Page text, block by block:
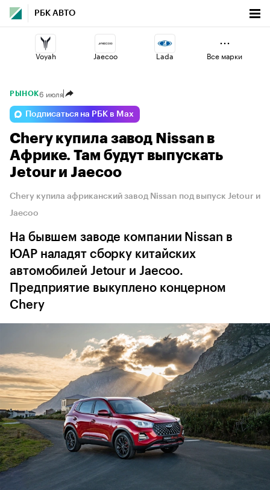
РБК АВТО
Voyah Jaecoo Lada
Omoda
Haval Changan Volga
Все марки
РЫНОК6 июля
Подписаться на РБК в Max
Chery купила завод Nissan в
Африке. Там будут выпускать
Jetour и Jaecoo
Chery купила африканский завод Nissan под выпуск Jetour и
Jaecoo
На бывшем заводе компании Nissan в
ЮАР наладят сборку китайских
автомобилей Jetour и Jaecoo.
Предприятие выкуплено концерном
Chery